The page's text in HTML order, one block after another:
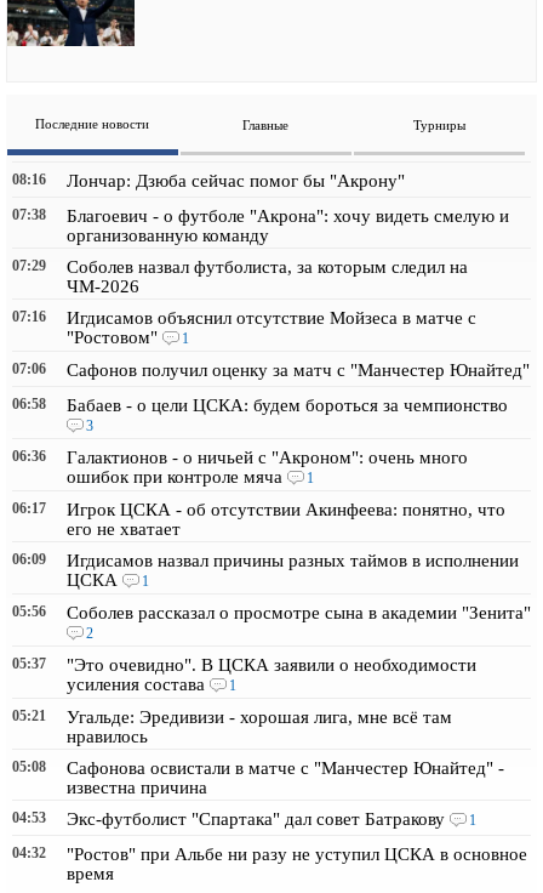
Последние новости Главные Турниры
08:16 Лончар: Дзюба сейчас помог бы "Акрону"
07:38
Благоевич - о футболе "Акрона": хочу видеть смелую и
организованную команду
07:29
Соболев назвал футболиста, за которым следил на
ЧМ-2026
07:16
Игдисамов объяснил отсутствие Мойзеса в матче с
"Ростовом"
1
07:06
Сафонов получил оценку за матч с "Манчестер Юнайтед"
06:58 Бабаев - о цели ЦСКА: будем бороться за чемпионство
3
06:36
Галактионов - о ничьей с "Акроном": очень много
ошибок при контроле мяча
1
06:17
Игрок ЦСКА - об отсутствии Акинфеева: понятно, что
его не хватает
06:09
Игдисамов назвал причины разных таймов в исполнении
ЦСКА
1
05:56
Соболев рассказал о просмотре сына в академии "Зенита"
2
05:37
"Это очевидно". В ЦСКА заявили о необходимости
усиления состава
1
05:21
Угальде: Эредивизи - хорошая лига, мне всё там
нравилось
05:08
Сафонова освистали в матче с "Манчестер Юнайтед" -
известна причина
04:53 Экс-футболист "Спартака" дал совет Батракову
1
04:32
"Ростов" при Альбе ни разу не уступил ЦСКА в основное
время